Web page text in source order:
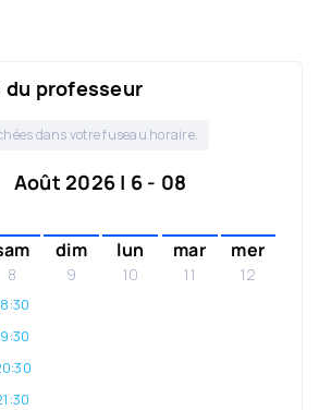
du professeur
dans votre fuseau horaire.
Août 2026 | 6 - 08
8
dim
9
lun
10
mar
11
mer
12